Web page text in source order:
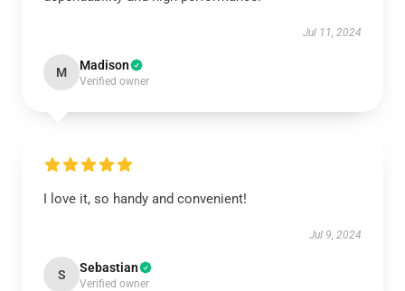
Jul 11, 2024
M Madison
Verified owner
I love it, so handy and convenient!
Jul 9, 2024
S Sebastian
Verified owner